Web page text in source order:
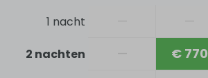
Babybed (exclusief linnen)
1 nacht
2 nachten € 770